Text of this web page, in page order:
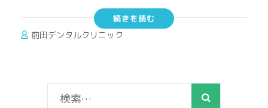
続きを読む
前田デンタルクリニック
検